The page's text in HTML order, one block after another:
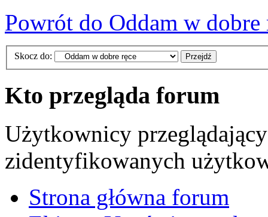
Powrót do Oddam w dobre
Skocz do:
Kto przegląda forum
Użytkownicy
zidentyfikowanych
Strona główna forum